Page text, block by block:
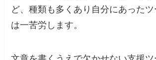
ど、種類も多くあり自分にあった
は一苦労します。